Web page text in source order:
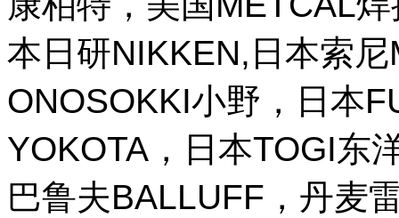
本日研NIKKEN,日本索
ONOSOKKI小野，日本
YOKOTA，日本TOGI东
巴鲁夫BALLUFF，丹麦